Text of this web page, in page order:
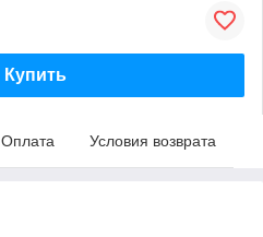
Купить
Оплата Условия возврата